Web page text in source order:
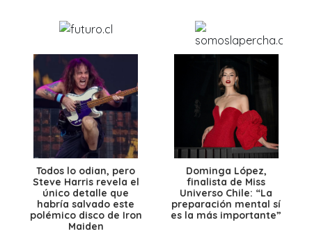
Todos lo odian, pero
Steve Harris revela el
único detalle que
habría salvado este
polémico disco de Iron
Maiden
Dominga López,
finalista de Miss
Universo Chile: “La
preparación mental sí
es la más importante”